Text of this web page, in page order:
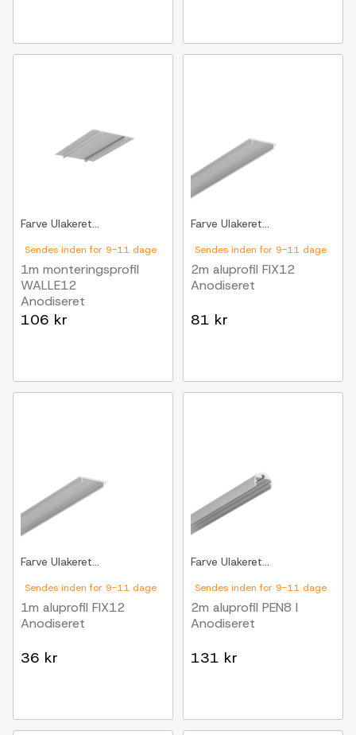
Sendes inden for 9-11 dage
Farve Ulakeret...
1m monteringsprofil
WALLE12
Anodiseret
106 kr
Sendes inden for 9-11 dage
Farve Ulakeret...
2m aluprofil FIX12
Anodiseret
81 kr
Sendes inden for 9-11 dage
Farve Ulakeret...
1m aluprofil FIX12
Anodiseret
36 kr
Sendes inden for 9-11 dage
Farve Ulakeret...
2m aluprofil PEN8 I
Anodiseret
131 kr